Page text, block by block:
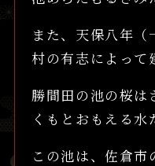
また、天保八年
村の有志によって
勝間田の池の桜は
くもとおもえる水
この池は、佐倉